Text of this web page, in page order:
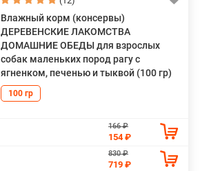
Влажный корм (консервы)
ДЕРЕВЕНСКИЕ ЛАКОМСТВА
ДОМАШНИЕ ОБЕДЫ для взрослых
собак маленьких пород рагу с
ягненком, печенью и тыквой (100 гр)
100 гр
166 ₽
154 ₽
830 ₽
719 ₽